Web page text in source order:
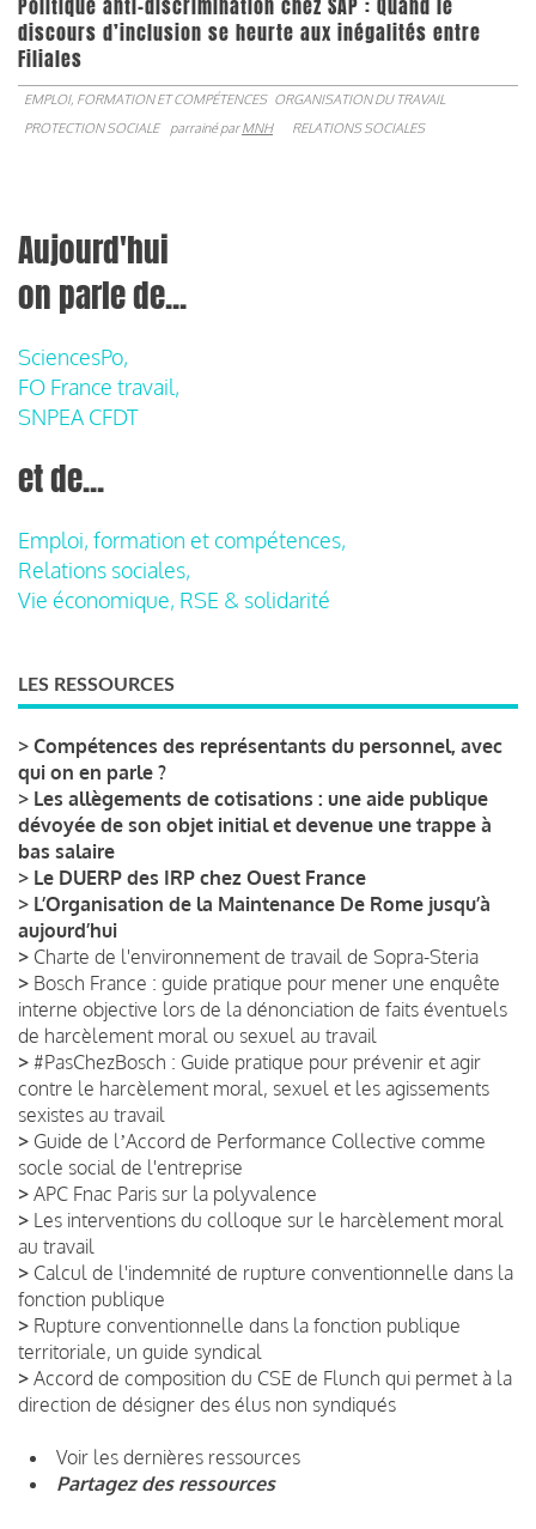
Politique anti-discrimination chez SAP : Quand le
discours d’inclusion se heurte aux inégalités entre
Filiales
EMPLOI, FORMATION ET COMPÉTENCES ORGANISATION DU TRAVAIL
PROTECTION SOCIALE
parrainé parMNH RELATIONS SOCIALES
Aujourd'hui
on parle de...
SciencesPo,
FO France travail,
SNPEA CFDT
et de...
Emploi, formation et compétences,
Relations sociales,
Vie économique, RSE & solidarité
LES RESSOURCES
> Compétences des représentants du personnel, avec
qui on en parle ?
> Les allègements de cotisations : une aide publique
dévoyée de son objet initial et devenue une trappe à
bas salaire
> Le DUERP des IRP chez Ouest France
> L’Organisation de la Maintenance De Rome jusqu’à
aujourd’hui
> Charte de l'environnement de travail de Sopra-Steria
> Bosch France : guide pratique pour mener une enquête
interne objective lors de la dénonciation de faits éventuels
de harcèlement moral ou sexuel au travail
> #PasChezBosch : Guide pratique pour prévenir et agir
contre le harcèlement moral, sexuel et les agissements
sexistes au travail
> Guide de lʼAccord de Performance Collective comme
socle social de l'entreprise
> APC Fnac Paris sur la polyvalence
> Les interventions du colloque sur le harcèlement moral
au travail
> Calcul de l'indemnité de rupture conventionnelle dans la
fonction publique
> Rupture conventionnelle dans la fonction publique
territoriale, un guide syndical
> Accord de composition du CSE de Flunch qui permet à la
direction de désigner des élus non syndiqués
Voir les dernières ressources
Partagez des ressources